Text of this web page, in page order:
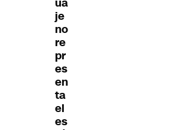
je
no
re
pr
es
en
ta
el
es